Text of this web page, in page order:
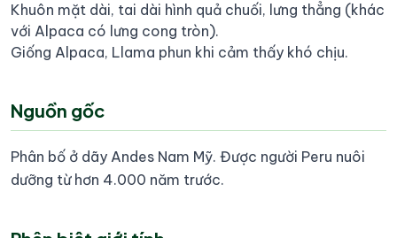
Khuôn mặt dài, tai dài hình quả chuối, lưng thẳng (khác
với Alpaca có lưng cong tròn).
Giống Alpaca, Llama phun khi cảm thấy khó chịu.
Nguồn gốc
Phân bố ở dãy Andes Nam Mỹ. Được người Peru nuôi
dưỡng từ hơn 4.000 năm trước.